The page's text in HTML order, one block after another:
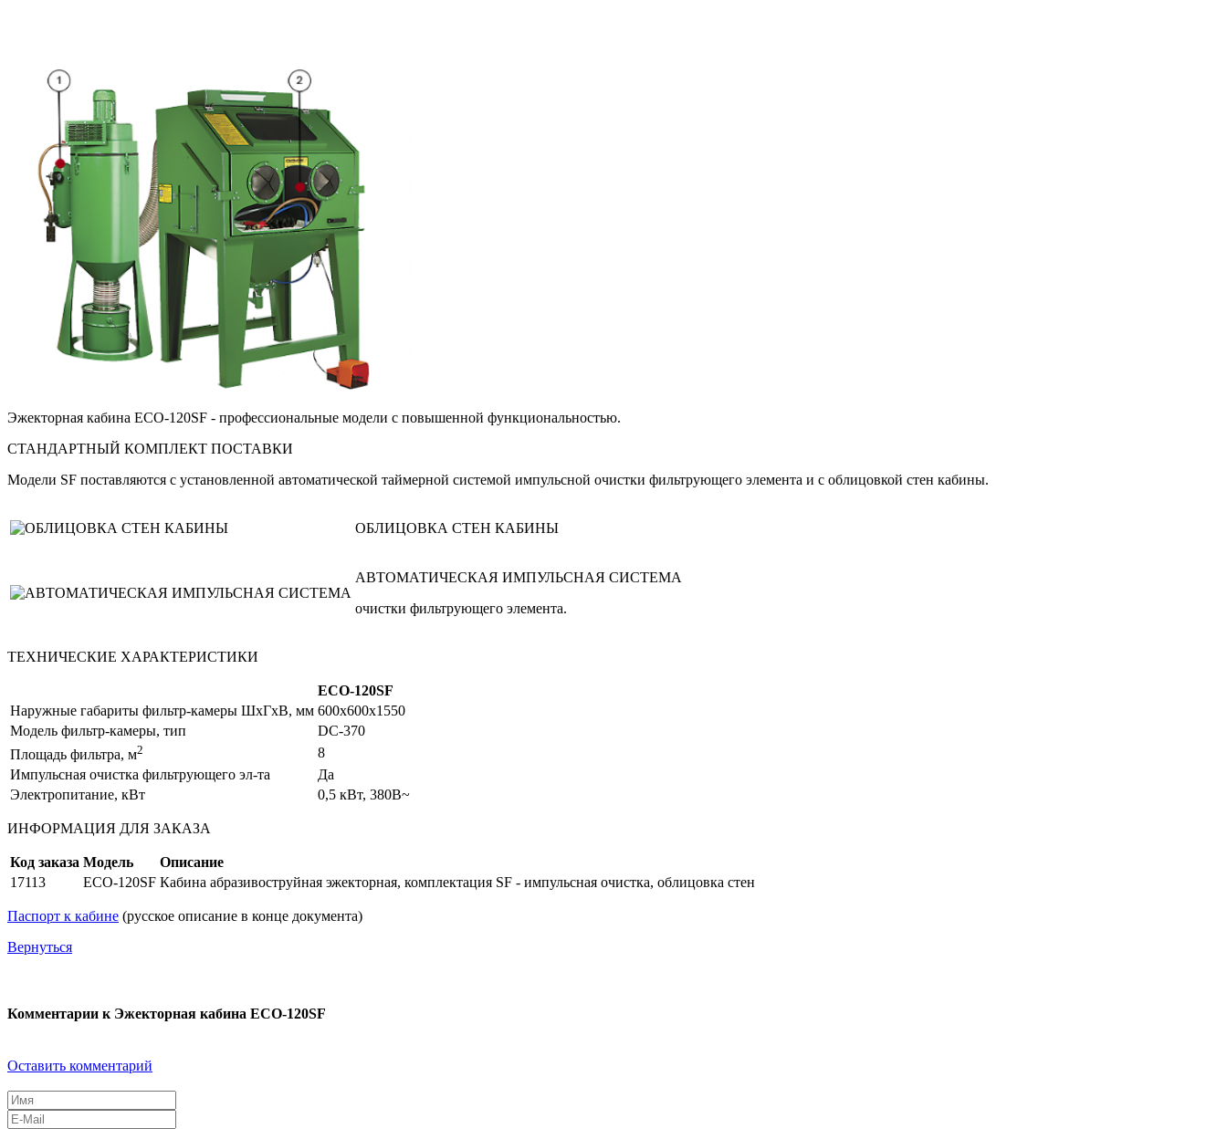
Эжекторная кабина ECO-120SF - профессиональные модели с повышенной функциональностью.
СТАНДАРТНЫЙ КОМПЛЕКТ ПОСТАВКИ
Модели SF поставляются с установленной автоматической таймерной системой импульсной очистки фильтрующего элемента и с облицовкой стен кабины.
ОБЛИЦОВКА СТЕН КАБИНЫ
АВТОМАТИЧЕСКАЯ ИМПУЛЬСНАЯ СИСТЕМА
очистки фильтрующего элемента.
ТЕХНИЧЕСКИЕ ХАРАКТЕРИСТИКИ
ECO-120SF
Наружные габариты фильтр-камеры ШxГxВ, мм 600x600x1550
Модель фильтр-камеры, тип
DC-370
Площадь фильтра, м2
8
Импульсная очистка фильтрующего эл-та
Да
Электропитание, кВт
0,5 кВт, 380В~
ИНФОРМАЦИЯ ДЛЯ ЗАКАЗА
Код заказа Модель
Описание
17113
ECO-120SF Кабина абразивоструйная эжекторная, комплектация SF - импульсная очистка, облицовка стен
Паспорт к кабине (русское описание в конце документа)
Вернуться
Комментарии к Эжекторная кабина ECO-120SF
Оставить комментарий